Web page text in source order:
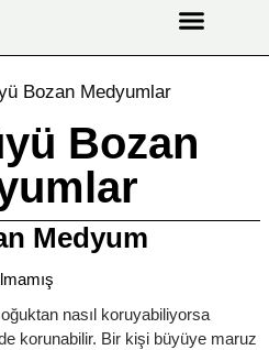
Bozan Medyumlar
Bozan
Medyum
nasıl koruyabiliyorsa
korunabilir. Bir kişi büyüye maruz